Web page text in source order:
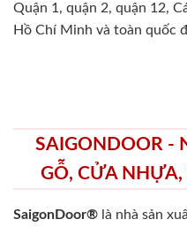
Quận 1, quận 2, quận 12,
Hồ Chí Minh và toàn quốc
SAIGONDOOR -
GỖ, CỬA NHỰA,
SaigonDoor® là nhà sản